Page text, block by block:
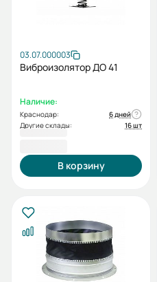
03.07.000003
Виброизолятор ДО 41
Наличие:
Краснодар:
6 дней
Другие склады:
16 шт
В корзину